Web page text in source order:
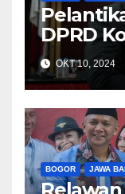
DPRD
2024 –
Kawal
OKT 10, 2024
BOGOR JAWA